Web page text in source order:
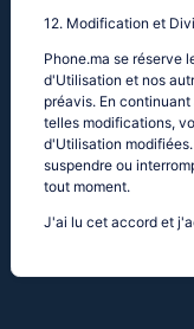
12. Modification et
Phone.ma se réserve
d'Utilisation et nos
préavis. En
telles modifications,
d'Utilisation
suspendre ou
tout moment.
J'ai lu cet accord et